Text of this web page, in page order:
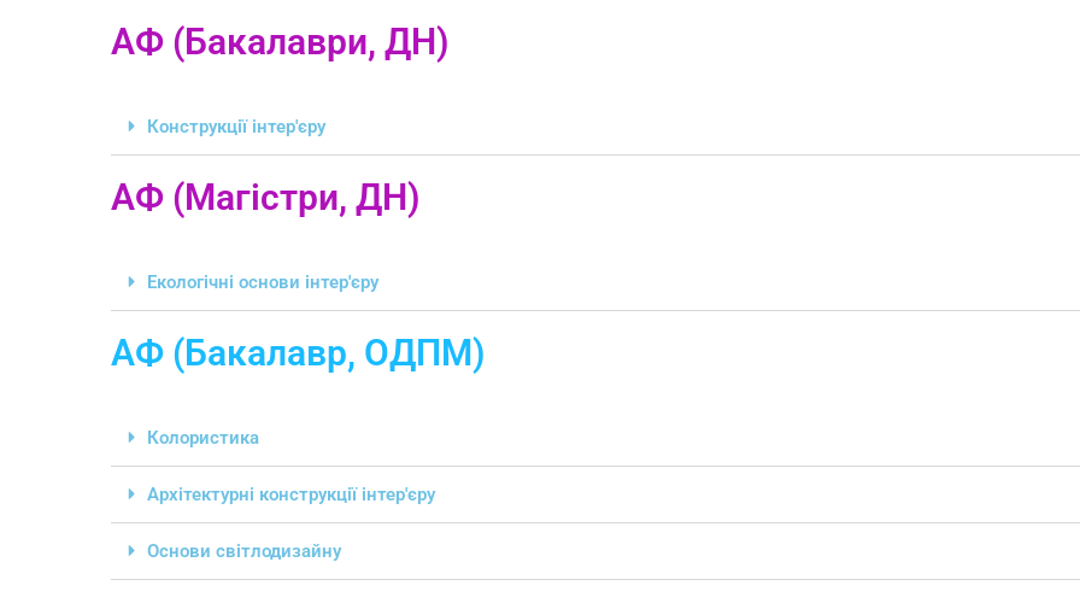
АФ (Бакалаври, ДН)
Конструкції інтер'єру
АФ (Магістри, ДН)
Екологічні основи інтер'єру
АФ (Бакалавр, ОДПМ)
Колористика
Архітектурні конструкції інтер'єру
Основи світлодизайну